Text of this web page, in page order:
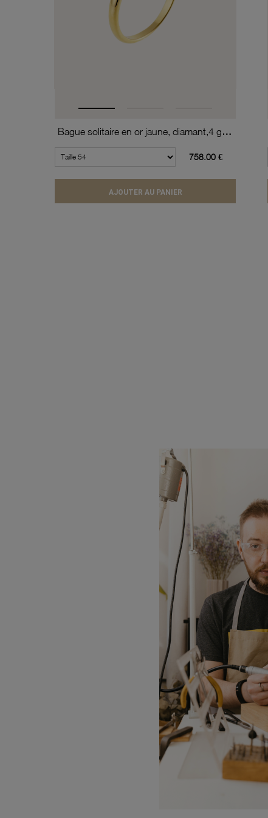
Bague solitaire en or jaune, diamant,4 griffes
758.00 €
AJOUTER AU PANIER